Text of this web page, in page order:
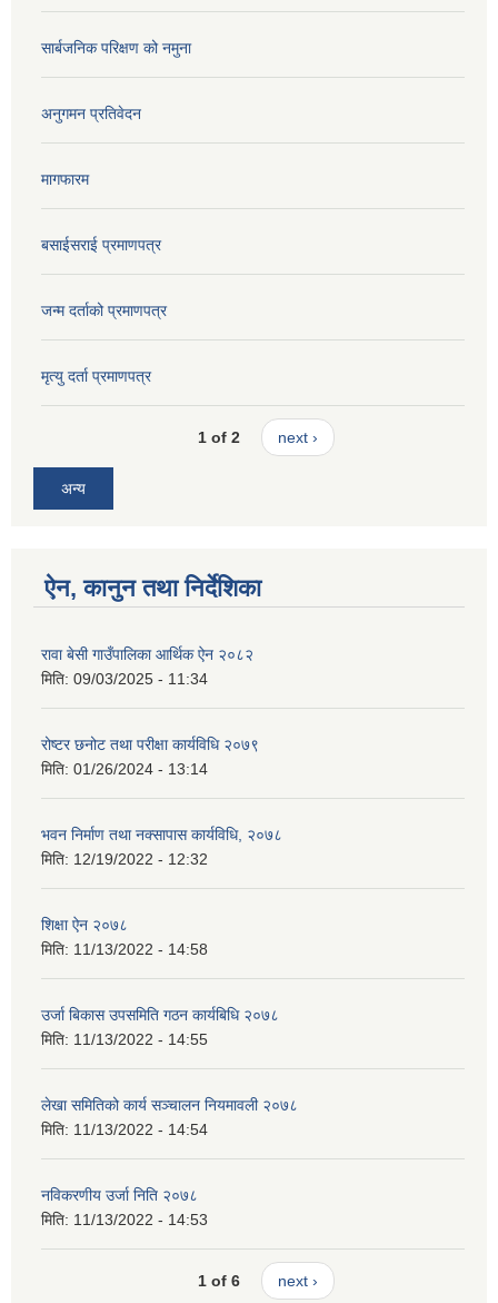
सार्बजनिक परिक्षण को नमुना
अनुगमन प्रतिवेदन
मागफारम
बसाईसराई प्रमाणपत्र
जन्म दर्ताको प्रमाणपत्र
मृत्यु दर्ता प्रमाणपत्र
1 of 2 next ›
अन्य
ऐन, कानुन तथा निर्देशिका
रावा बेसी गाउँपालिका आर्थिक ऐन २०८२
मिति: 09/03/2025 - 11:34
रोष्टर छनोट तथा परीक्षा कार्यविधि २०७९
मिति: 01/26/2024 - 13:14
भवन निर्माण तथा नक्सापास कार्यविधि, २०७८
मिति: 12/19/2022 - 12:32
शिक्षा ऐन २०७८
मिति: 11/13/2022 - 14:58
उर्जा बिकास उपसमिति गठन कार्यबिधि २०७८
मिति: 11/13/2022 - 14:55
लेखा समितिको कार्य सञ्चालन नियमावली २०७८
मिति: 11/13/2022 - 14:54
नविकरणीय उर्जा निति २०७८
मिति: 11/13/2022 - 14:53
1 of 6 next ›